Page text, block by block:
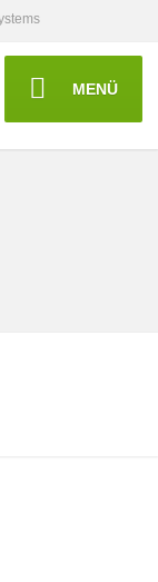
MENÜ